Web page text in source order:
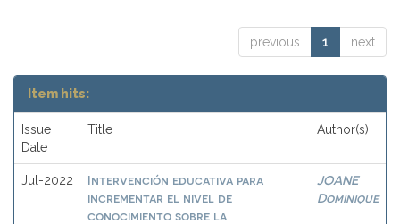
previous 1 next
Item hits:
Issue
Date
Title Author(s)
Jul-2022
Intervención educativa para
incrementar el nivel de
conocimiento sobre la
JOANE
Dominique